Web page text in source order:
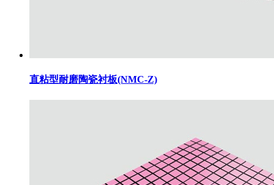
直粘型耐磨陶瓷衬板(NMC-Z)